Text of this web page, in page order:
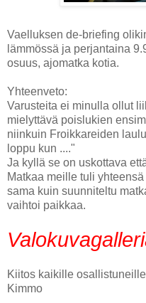
Vaelluksen de-briefing
lämmössä ja perjantaina
osuus, ajomatka kotia.
Yhteenveto:
Varusteita ei minulla ollut
mielyttävä poislukien
niinkuin Froikkareiden
loppu kun ...."
Ja kyllä se on uskottava
Matkaa meille tuli
sama kuin suunniteltu
vaihtoi paikkaa.
Kiitos kaikille
Kimmo